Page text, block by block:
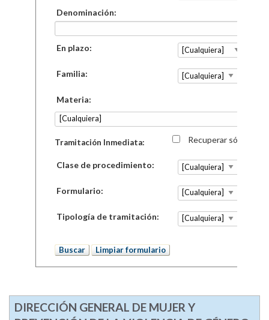
Denominación:
En plazo:
Familia:
Materia:
Tramitación Inmediata: Recuperar sólo los
Clase de procedimiento:
Formulario:
Tipología de tramitación:
DIRECCIÓN GENERAL DE MUJER Y